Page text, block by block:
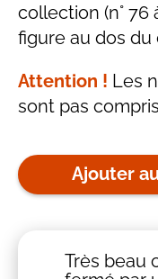
collection (n° 76
figure au dos du
Attention ! Les
sont pas
Ajouter
Très beau